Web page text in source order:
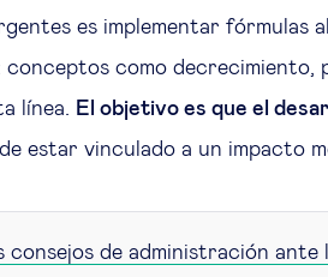
es implementar
conceptos como
línea. El objetivo es que el
estar vinculado a un impacto
consejos de administración ante